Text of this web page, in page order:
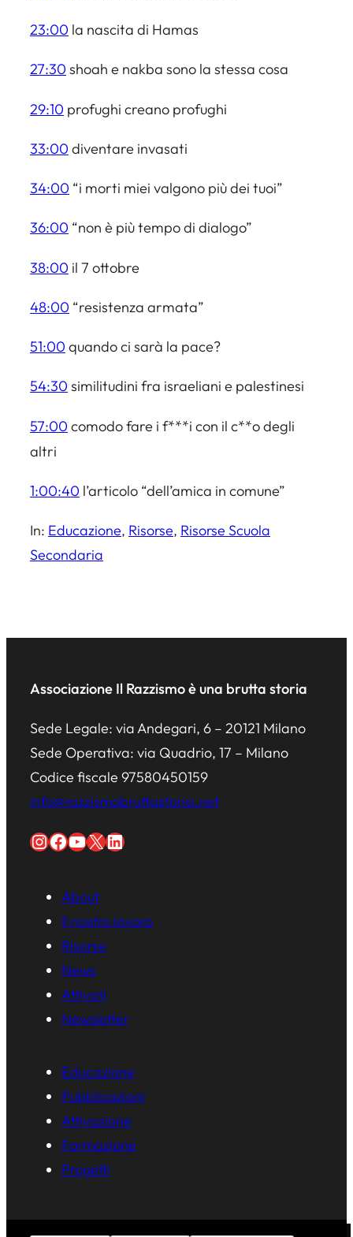
23:00 la nascita di Hamas
27:30 shoah e nakba sono la stessa cosa
29:10 profughi creano profughi
33:00 diventare invasati
34:00 “i morti miei valgono più dei tuoi”
36:00 “non è più tempo di dialogo”
38:00 il 7 ottobre
48:00 “resistenza armata”
51:00 quando ci sarà la pace?
54:30 similitudini fra israeliani e palestinesi
57:00 comodo fare i f***i con il c**o degli
altri
1:00:40 l’articolo “dell’amica in comune”
In: Educazione, Risorse, Risorse Scuola
Secondaria
Associazione Il Razzismo è una brutta storia
Sede Legale: via Andegari, 6 – 20121 Milano
Sede Operativa: via Quadrio, 17 – Milano
Codice fiscale 97580450159
info@razzismobruttastoria.net
InstagramFacebook YouTube X LinkedIn
About
Il nostro lavoro
Risorse
News
Attivati
Newsletter
Educazione
Pubblicazioni
Attivazione
Formazione
Progetti